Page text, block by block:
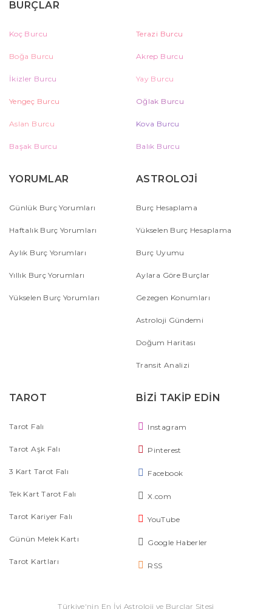
BURÇLAR
Koç Burcu Terazi Burcu
Boğa Burcu Akrep Burcu
İkizler Burcu Yay Burcu
Yengeç Burcu Oğlak Burcu
Aslan Burcu Kova Burcu
Başak Burcu Balık Burcu
YORUMLAR
Günlük Burç Yorumları
Haftalık Burç Yorumları
Aylık Burç Yorumları
Yıllık Burç Yorumları
Yükselen Burç Yorumları
ASTROLOJİ
Burç Hesaplama
Yükselen Burç Hesaplama
Burç Uyumu
Aylara Göre Burçlar
Gezegen Konumları
Astroloji Gündemi
Doğum Haritası
Transit Analizi
TAROT
Tarot Falı
Tarot Aşk Falı
3 Kart Tarot Falı
Tek Kart Tarot Falı
Tarot Kariyer Falı
Günün Melek Kartı
Tarot Kartları
BİZİ TAKİP EDİN
Instagram
Pinterest
Facebook
X.com
YouTube
Google Haberler
RSS
Türkiye'nin En İyi Astroloji ve Burçlar Sitesi